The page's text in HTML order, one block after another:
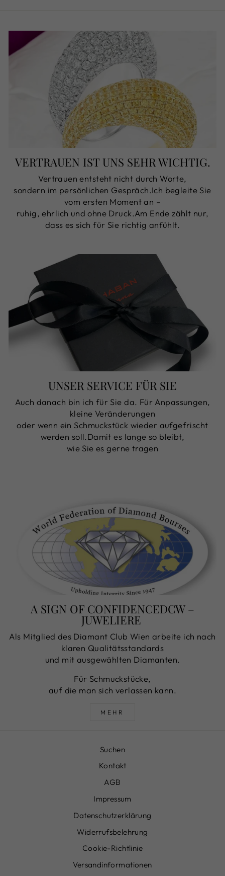
VERTRAUEN IST UNS SEHR WICHTIG.
Vertrauen entsteht nicht durch Worte,
sondern im persönlichen Gespräch.Ich begleite Sie
vom ersten Moment an –
ruhig, ehrlich und ohne Druck.Am Ende zählt nur,
dass es sich für Sie richtig anfühlt.
UNSER SERVICE FÜR SIE
Auch danach bin ich für Sie da. Für Anpassungen,
kleine Veränderungen
oder wenn ein Schmuckstück wieder aufgefrischt
werden soll.Damit es lange so bleibt,
wie Sie es gerne tragen
A SIGN OF CONFIDENCEDCW –
JUWELIERE
Als Mitglied des Diamant Club Wien arbeite ich nach
klaren Qualitätsstandards
und mit ausgewählten Diamanten.
Für Schmuckstücke,
auf die man sich verlassen kann.
MEHR
Suchen
Kontakt
AGB
Impressum
Datenschutzerklärung
Widerrufsbelehrung
Cookie-Richtlinie
Versandinformationen